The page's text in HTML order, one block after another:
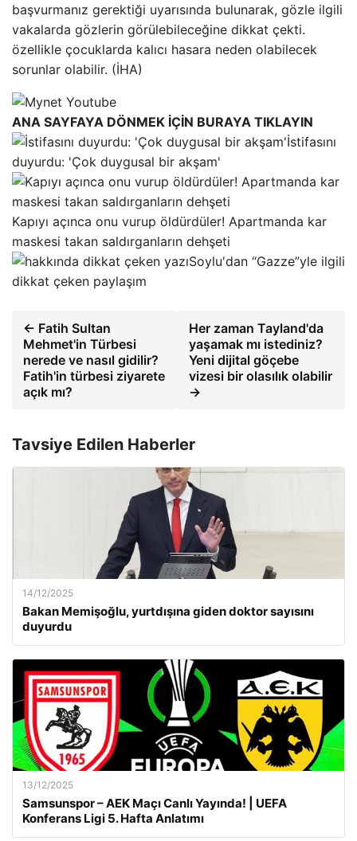
başvurmanız gerektiği uyarısında bulunarak, gözle ilgili
vakalarda gözlerin görülebileceğine dikkat çekti.
özellikle çocuklarda kalıcı hasara neden olabilecek
sorunlar olabilir. (İHA)
ANA SAYFAYA DÖNMEK İÇİN BURAYA TIKLAYIN
İstifasını
duyurdu: 'Çok duygusal bir akşam'
Kapıyı açınca onu vurup öldürdüler! Apartmanda kar
maskesi takan saldırganların dehşeti
Soylu'dan “Gazze”yle ilgili
dikkat çeken paylaşım
← Fatih Sultan
Mehmet'in Türbesi
nerede ve nasıl gidilir?
Fatih'in türbesi ziyarete
açık mı?
Her zaman Tayland'da
yaşamak mı istediniz?
Yeni dijital göçebe
vizesi bir olasılık olabilir
→
Tavsiye Edilen Haberler
14/12/2025
Bakan Memişoğlu, yurtdışına giden doktor sayısını
duyurdu
13/12/2025
Samsunspor – AEK Maçı Canlı Yayında! | UEFA
Konferans Ligi 5. Hafta Anlatımı